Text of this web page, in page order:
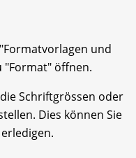
und
"Format" öffnen.
Schriftgrössen oder
Dies können Sie